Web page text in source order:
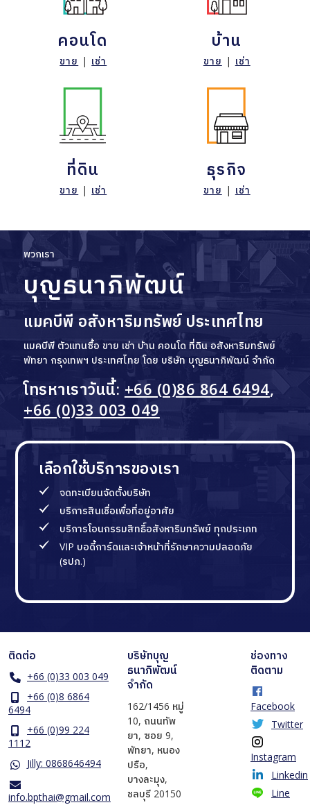
คอนโด
ขาย | เช่า
บ้าน
ขาย | เช่า
ที่ดิน
ขาย | เช่า
ธุรกิจ
ขาย | เช่า
พวกเรา
บุญธนาภิพัฒน์
แมคบีพี อสังหาริมทรัพย์ ประเทศไทย
แมคบีพี ตัวแทนซื้อ ขาย เช่า บ้าน คอนโด ที่ดิน อสังหาริมทรัพย์
พัทยา กรุงเทพฯ ประเทศไทย โดย บริษัท บุญธนาภิพัฒน์ จำกัด
โทรหาเราวันนี้: +66 (0)86 864 6494,
+66 (0)33 003 049
เลือกใช้บริการของเรา
จดทะเบียนจัดตั้งบริษัท
บริการสินเชื่อเพื่อที่อยู่อาศัย
บริการโอนกรรมสิทธิ์อสังหาริมทรัพย์ ทุกประเภท
VIP บอดี้การ์ดและเจ้าหน้าที่รักษาความปลอดภัย
(รปภ.)
ติดต่อ
+66 (0)33 003 049
+66 (0)8 6864
6494
+66 (0)99 224
1112
Jilly: 0868646494
info.bpthai@gmail.com
บริษัทบุญ
ธนาภิพัฒน์
จำกัด
162/1456 หมู่
10, ถนนทัพ
ยา, ซอย 9,
พัทยา, หนอง
ปรือ,
บางละมุง,
ชลบุรี 20150
ช่องทาง
ติดตาม
Facebook
Twitter
Instagram
Linkedin
Line